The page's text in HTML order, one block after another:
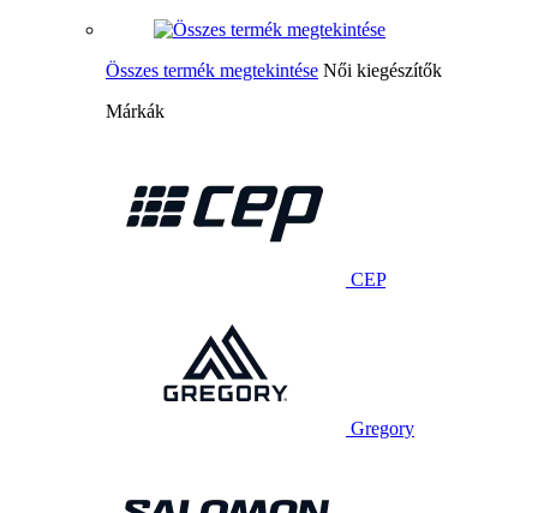
Összes termék megtekintése Női kiegészítők
Márkák
CEP
Gregory